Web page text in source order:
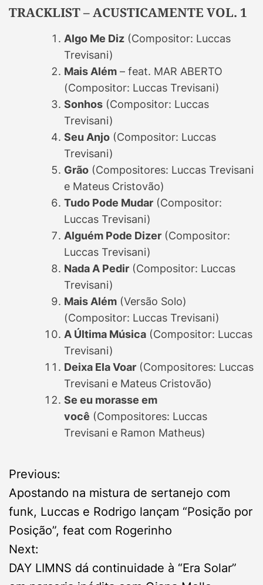
TRACKLIST – ACUSTICAMENTE VOL. 1
Algo Me Diz (Compositor: Luccas
Trevisani)
Mais Além – feat. MAR ABERTO
(Compositor: Luccas Trevisani)
Sonhos (Compositor: Luccas
Trevisani)
Seu Anjo (Compositor: Luccas
Trevisani)
Grão (Compositores: Luccas Trevisani
e Mateus Cristovão)
Tudo Pode Mudar (Compositor:
Luccas Trevisani)
Alguém Pode Dizer (Compositor:
Luccas Trevisani)
Nada A Pedir (Compositor: Luccas
Trevisani)
Mais Além (Versão Solo)
(Compositor: Luccas Trevisani)
A Última Música (Compositor: Luccas
Trevisani)
Deixa Ela Voar (Compositores: Luccas
Trevisani e Mateus Cristovão)
Se eu morasse em
você (Compositores: Luccas
Trevisani e Ramon Matheus)
P
o
s
t
Previous:
Apostando na mistura de sertanejo com
funk, Luccas e Rodrigo lançam “Posição por
Posição”, feat com Rogerinho
Next:
DAY LIMNS dá continuidade à “Era Solar”